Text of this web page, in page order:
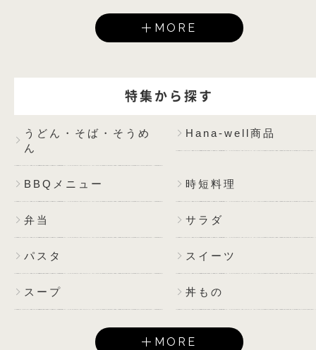
MORE
特集から探す
うどん・そば・そうめ
ん
Hana-well商品
BBQメニュー 時短料理
弁当 サラダ
パスタ スイーツ
スープ 丼もの
MORE